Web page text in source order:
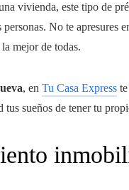
vivienda, este tipo de
No te apresures
mejor de todas.
, en Tu Casa Express
sueños de tener tu